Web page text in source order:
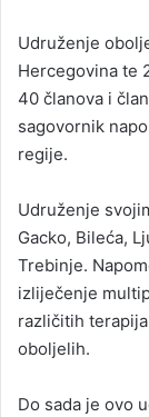
Udruženje
Hercegovina te
40 članova i
sagovornik
regije.
Udruženje
Gacko, Bileća,
Trebinje.
izliječenje
različitih
oboljelih.
Do sada je ovo